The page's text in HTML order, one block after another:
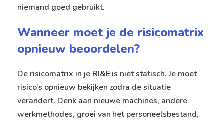
niemand goed gebruikt.
Wanneer moet je de risicomatrix
opnieuw beoordelen?
De risicomatrix in je RI&E is niet statisch. Je moet
risico’s opnieuw bekijken zodra de situatie
verandert. Denk aan nieuwe machines, andere
werkmethodes, groei van het personeelsbestand,